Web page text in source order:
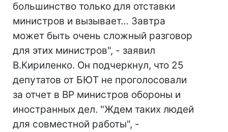
большинство только для отставки
министров и вызывает… Завтра
может быть очень сложный разговор
для этих министров", - заявил
В.Кириленко. Он подчеркнул, что 25
депутатов от БЮТ не проголосовали
за отчет в ВР министров обороны и
иностранных дел. "Ждем таких людей
для совместной работы", -